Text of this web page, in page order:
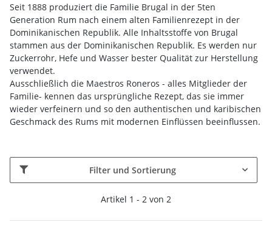
Seit 1888 produziert die Familie Brugal in der 5ten
Generation Rum nach einem alten Familienrezept in der
Dominikanischen Republik. Alle Inhaltsstoffe von Brugal
stammen aus der Dominikanischen Republik. Es werden nur
Zuckerrohr, Hefe und Wasser bester Qualität zur Herstellung
verwendet.
Ausschließlich die Maestros Roneros - alles Mitglieder der
Familie- kennen das ursprüngliche Rezept, das sie immer
wieder verfeinern und so den authentischen und karibischen
Geschmack des Rums mit modernen Einflüssen beeinflussen.
Filter und Sortierung
Artikel 1 - 2 von 2